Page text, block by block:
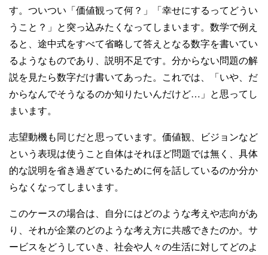
す。ついつい「価値観って何？」「幸せにするってどうい
うこと？」と突っ込みたくなってしまいます。数学で例え
ると、途中式をすべて省略して答えとなる数字を書いてい
るようなものであり、説明不足です。分からない問題の解
説を見たら数字だけ書いてあった。これでは、「いや、だ
からなんでそうなるのか知りたいんだけど…」と思ってし
まいます。
志望動機も同じだと思っています。価値観、ビジョンなど
という表現は使うこと自体はそれほど問題では無く、具体
的な説明を省き過ぎているために何を話しているのか分か
らなくなってしまいます。
このケースの場合は、自分にはどのような考えや志向があ
り、それが企業のどのような考え方に共感できたのか。サ
ービスをどうしていき、社会や人々の生活に対してどのよ